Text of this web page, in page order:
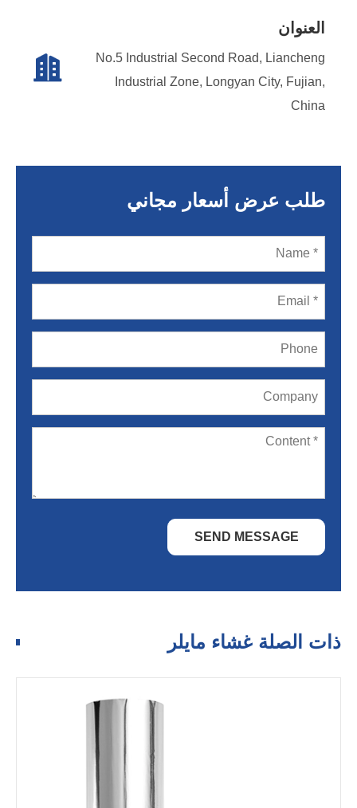

العنوان
No.5 Industrial Second Road, Liancheng
Industrial Zone, Longyan City, Fujian,
China
طلب عرض أسعار مجاني
SEND MESSAGE
ذات الصلة غشاء مايلر